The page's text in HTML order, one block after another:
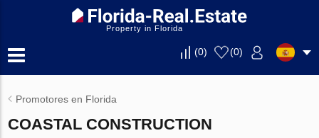
Property in Florida
(0) (0)
Promotores en Florida
COASTAL CONSTRUCTION